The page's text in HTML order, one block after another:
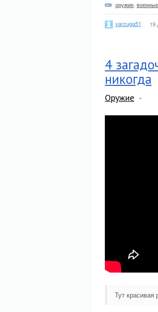
оружие военные
varzuga51 19
4
никогда
Оружие
Тут красивая